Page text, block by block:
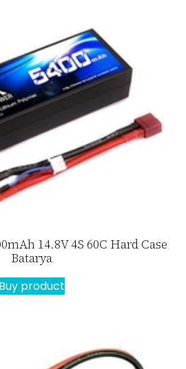
14.8V 4S 60C Hard Case
Batarya
Buy product